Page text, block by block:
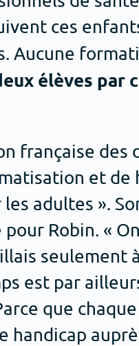
ces
Aucune
élèves par
française des
et de
adultes ».
Robin. «
seulement
est par
que
handicap